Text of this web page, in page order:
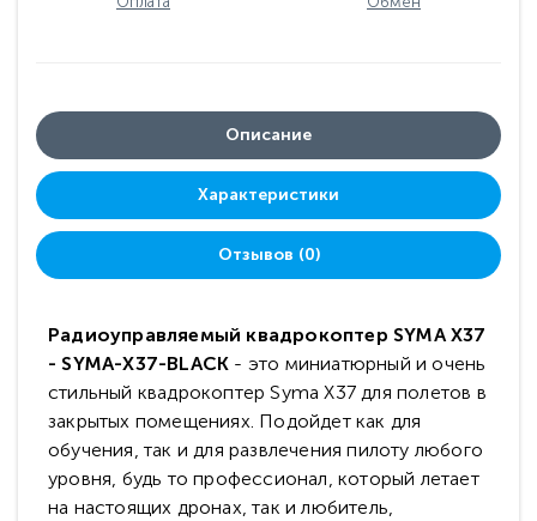
Описание
Характеристики
Отзывов (0)
Радиоуправляемый квадрокоптер SYMA X37
- SYMA-X37-BLACK - это миниатюрный и очень
стильный квадрокоптер Syma X37 для полетов в
закрытых помещениях. Подойдет как для
обучения, так и для развлечения пилоту любого
уровня, будь то профессионал, который летает
на настоящих дронах, так и любитель,